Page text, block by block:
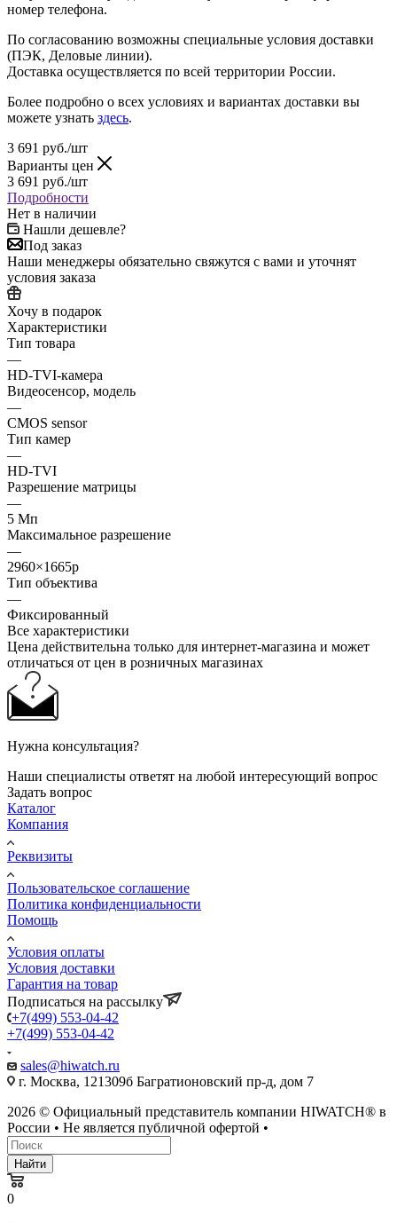
номер телефона.
По согласованию возможны специальные условия доставки
(ПЭК, Деловые линии).
Доставка осуществляется по всей территории России.
Более подробно о всех условиях и вариантах доставки вы
можете узнать здесь.
3 691 руб./шт
Варианты цен
3 691 руб./шт
Подробности
Нет в наличии
Нашли дешевле?
Под заказ
Наши менеджеры обязательно свяжутся с вами и уточнят
условия заказа
Хочу в подарок
Характеристики
Тип товара
—
HD-TVI-камера
Видеосенсор, модель
—
CMOS sensor
Тип камер
—
HD-TVI
Разрешение матрицы
—
5 Мп
Максимальное разрешение
—
2960×1665p
Тип объектива
—
Фиксированный
Все характеристики
Цена действительна только для интернет-магазина и может
отличаться от цен в розничных магазинах
Нужна консультация?
Наши специалисты ответят на любой интересующий вопрос
Задать вопрос
Каталог
Компания
Реквизиты
Пользовательское соглашение
Политика конфиденциальности
Помощь
Условия оплаты
Условия доставки
Гарантия на товар
Подписаться на рассылку
+7(499) 553-04-42
+7(499) 553-04-42
sales@hiwatch.ru
г. Москва, 121309б Багратионовский пр-д, дом 7
2026 © Официальный представитель компании HIWATCH® в
России • Не является публичной офертой •
Найти
0